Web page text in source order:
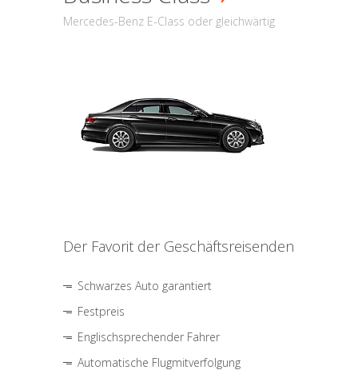
Mercedes-Benz E-Class oder gleichwärtig
Der Favorit der Geschäftsreisenden
Schwarzes Auto garantiert
Festpreis
Englischsprechender Fahrer
Automatische Flugmitverfolgung